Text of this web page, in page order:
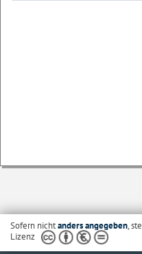
Sofern nichtanders angegeben,
Lizenz